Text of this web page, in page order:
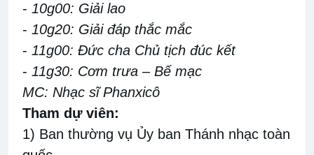
- 10g00: Giải lao
- 10g20: Giải đáp thắc mắc
- 11g00: Đức cha Chủ tịch đúc kết
- 11g30: Cơm trưa – Bế mạc
MC: Nhạc sĩ Phanxicô
Tham dự viên:
1) Ban thường vụ Ủy ban Thánh nhạc toàn